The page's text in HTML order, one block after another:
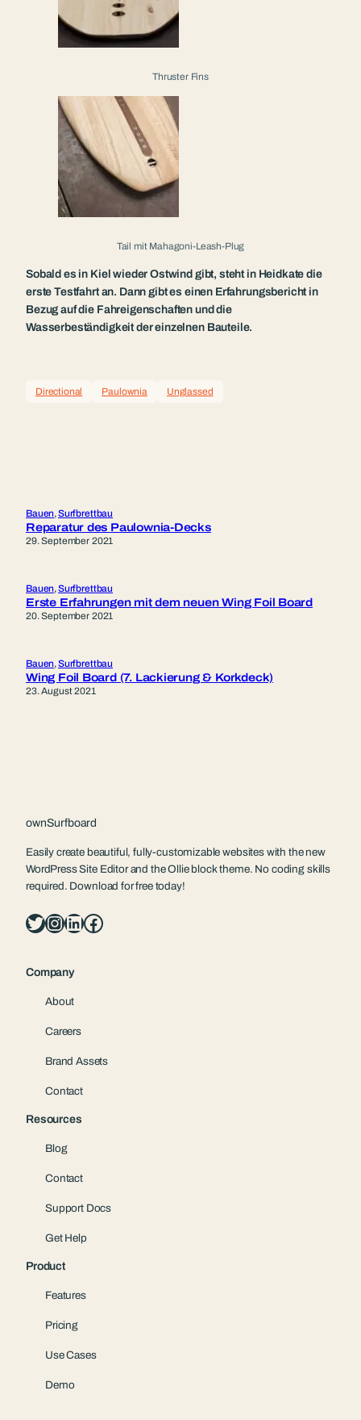
Thruster Fins
Tail mit Mahagoni-Leash-Plug
Sobald es in Kiel wieder Ostwind gibt, steht in Heidkate die
erste Testfahrt an. Dann gibt es einen Erfahrungsbericht in
Bezug auf die Fahreigenschaften und die
Wasserbeständigkeit der einzelnen Bauteile.
Directional Paulownia Unglassed
Bauen, Surfbrettbau
Reparatur des Paulownia-Decks
29. September 2021
Bauen, Surfbrettbau
Erste Erfahrungen mit dem neuen Wing Foil Board
20. September 2021
Bauen, Surfbrettbau
Wing Foil Board (7. Lackierung & Korkdeck)
23. August 2021
ownSurfboard
Easily create beautiful, fully-customizable websites with the new
WordPress Site Editor and the Ollie block theme. No coding skills
required. Download for free today!
Twitter InstagramLinkedIn Facebook
Company
About
Careers
Brand Assets
Contact
Resources
Blog
Contact
Support Docs
Get Help
Product
Features
Pricing
Use Cases
Demo